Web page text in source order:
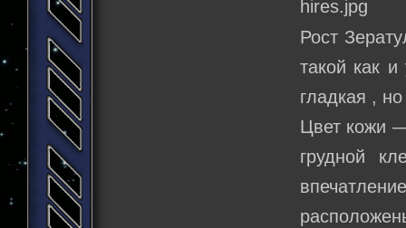
Рост
такой как
гладкая ,
Цвет кожи
грудной